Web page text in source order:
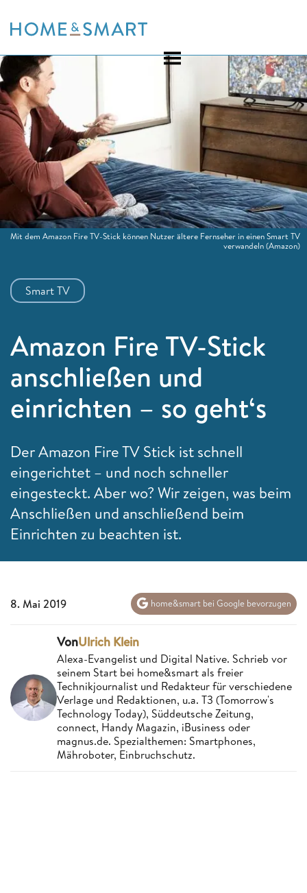
to
Smart TV
Amazon Fire TV-Stick
anschließen und
einrichten – so geht‘s
Der Amazon Fire TV Stick ist schnell
eingerichtet – und noch schneller
eingesteckt. Aber wo? Wir zeigen, was beim
Anschließen und anschließend beim
Einrichten zu beachten ist.
Mit dem Amazon Fire TV-Stick können Nutzer ältere Fernseher in einen Smart TV
verwandeln(Amazon)
8. Mai 2019 home&smart bei Google bevorzugen
VonUlrich Klein
Alexa-Evangelist und Digital Native. Schrieb vor
seinem Start bei home&smart als freier
Technikjournalist und Redakteur für verschiedene
Verlage und Redaktionen, u.a. T3 (Tomorrow's
Technology Today), Süddeutsche Zeitung,
connect, Handy Magazin, iBusiness oder
magnus.de. Spezialthemen: Smartphones,
Mähroboter, Einbruchschutz.